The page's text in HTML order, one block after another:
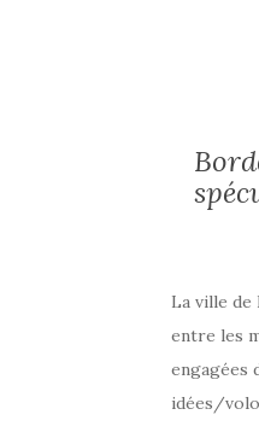
La ville de
entre les
engagées
idées/